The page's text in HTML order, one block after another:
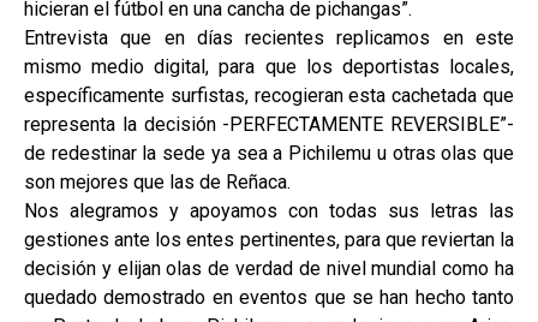
hicieran el fútbol en una cancha de pichangas”.
Entrevista que en días recientes replicamos en este
mismo medio digital, para que los deportistas locales,
específicamente surfistas, recogieran esta cachetada que
representa la decisión -PERFECTAMENTE REVERSIBLE”-
de redestinar la sede ya sea a Pichilemu u otras olas que
son mejores que las de Reñaca.
Nos alegramos y apoyamos con todas sus letras las
gestiones ante los entes pertinentes, para que reviertan la
decisión y elijan olas de verdad de nivel mundial como ha
quedado demostrado en eventos que se han hecho tanto